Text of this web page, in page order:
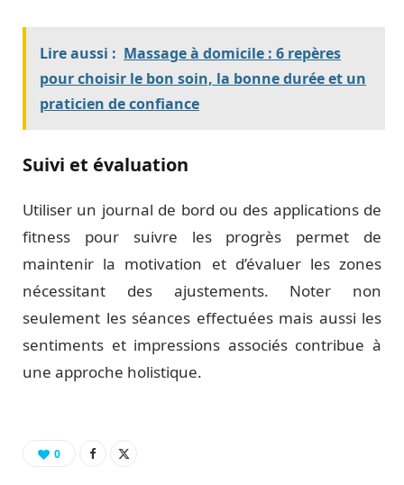
Lire aussi : Massage à domicile : 6 repères
pour choisir le bon soin, la bonne durée et un
praticien de confiance
Suivi et évaluation
Utiliser un journal de bord ou des applications de
fitness pour suivre les progrès permet de
maintenir la motivation et d’évaluer les zones
nécessitant des ajustements. Noter non
seulement les séances effectuées mais aussi les
sentiments et impressions associés contribue à
une approche holistique.
0